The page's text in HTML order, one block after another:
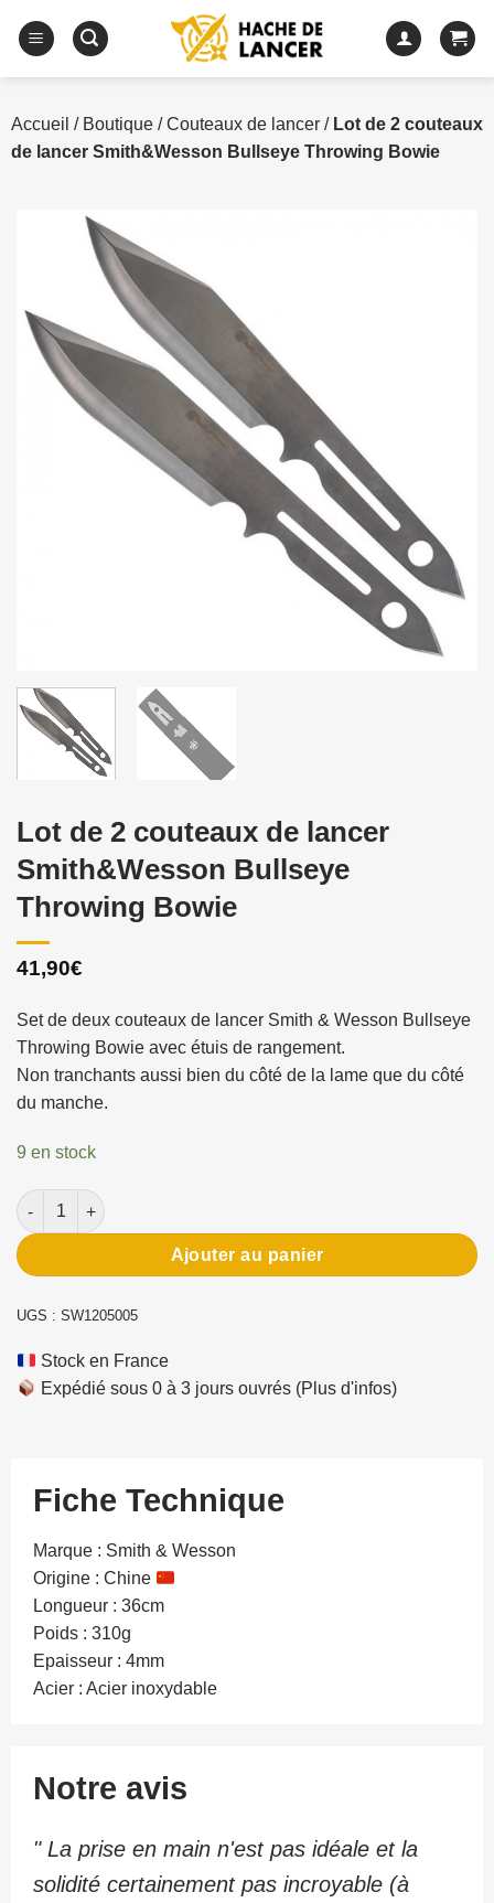
Accueil / Boutique/Couteaux de lancer/ Lot de 2 couteaux
de lancer Smith&Wesson Bullseye Throwing Bowie
Lot de 2 couteaux de lancer
Smith&Wesson Bullseye
Throwing Bowie
41,90€
Set de deux couteaux de lancer Smith & Wesson Bullseye
Throwing Bowie avec étuis de rangement.
Non tranchants aussi bien du côté de la lame que du côté
du manche.
9 en stock
quantité de Lot de 2 couteaux de lancer Smith&Wesson
Ajouter au panier
UGS : SW1205005
Stock en France
Expédié sous 0 à 3 jours ouvrés (Plus d'infos)
Fiche Technique
Marque : Smith & Wesson
Origine : Chine
Longueur : 36cm
Poids : 310g
Epaisseur : 4mm
Acier : Acier inoxydable
Notre avis
" La prise en main n'est pas idéale et la
solidité certainement pas incroyable (à